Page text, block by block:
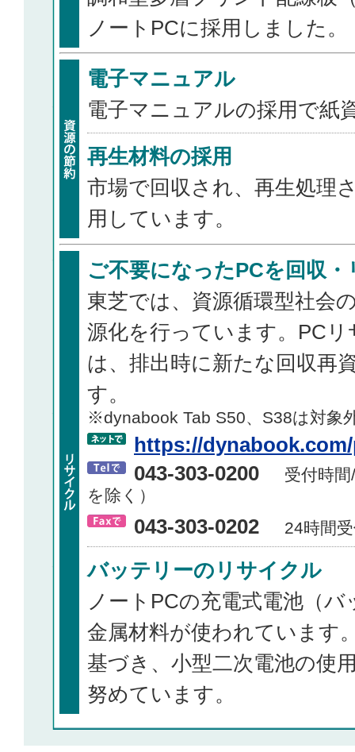
ノートPCに採用しました。
電子マニュアル
電子マニュアルの採用で紙
再生材料の採用
市場で回収され、再生処理
用しています。
ご不要になったPCを回収
東芝では、資源循環型社会
源化を行っています。PC
は、排出時に新たな回収再
す。
※dynabook Tab S50、S38は対象
https://
043-303-0200
受付時
を除く）
043-303-0202
24時間
バッテリーのリサイクル
ノートPCの充電式電池（
金属材料が使われています
基づき、小型二次電池の使
努めています。